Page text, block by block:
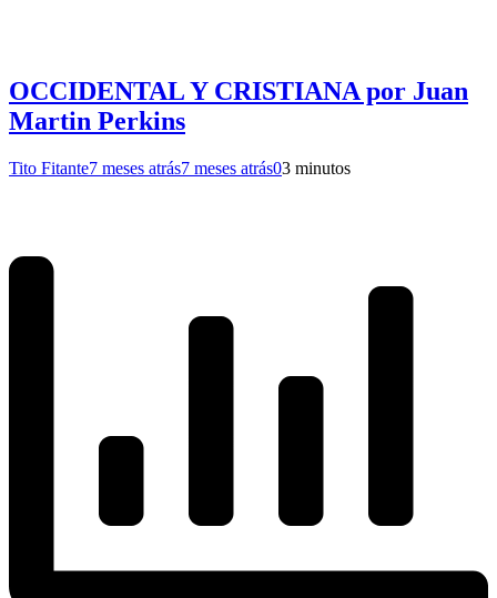
OCCIDENTAL Y CRISTIANA por Juan
Martin Perkins
Tito Fitante7 meses atrás7 meses atrás03 minutos